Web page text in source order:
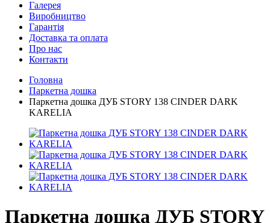
Галерея
Виробництво
Гарантія
Доставка та оплата
Про нас
Контакти
Головна
Паркетна дошка
Паркетна дошка ДУБ STORY 138 CINDER DARK
KARELIA
Паркетна дошка ДУБ STORY